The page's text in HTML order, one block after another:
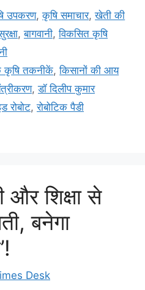
उपकरण,कृषि समाचार,खेती की
,बागवानी,विकसित कृषि
तकनीकें,किसानों की आय
,डॉ दिलीप कुमार
रोबोट,रोबोटिक पैडी
शिक्षा से
बनेगा
Desk